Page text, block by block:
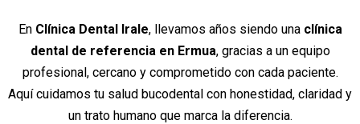
En Clínica Dental Irale, llevamos años siendo una clínica
dental de referencia en Ermua, gracias a un equipo
profesional, cercano y comprometido con cada paciente.
Aquí cuidamos tu salud bucodental con honestidad, claridad y
un trato humano que marca la diferencia.